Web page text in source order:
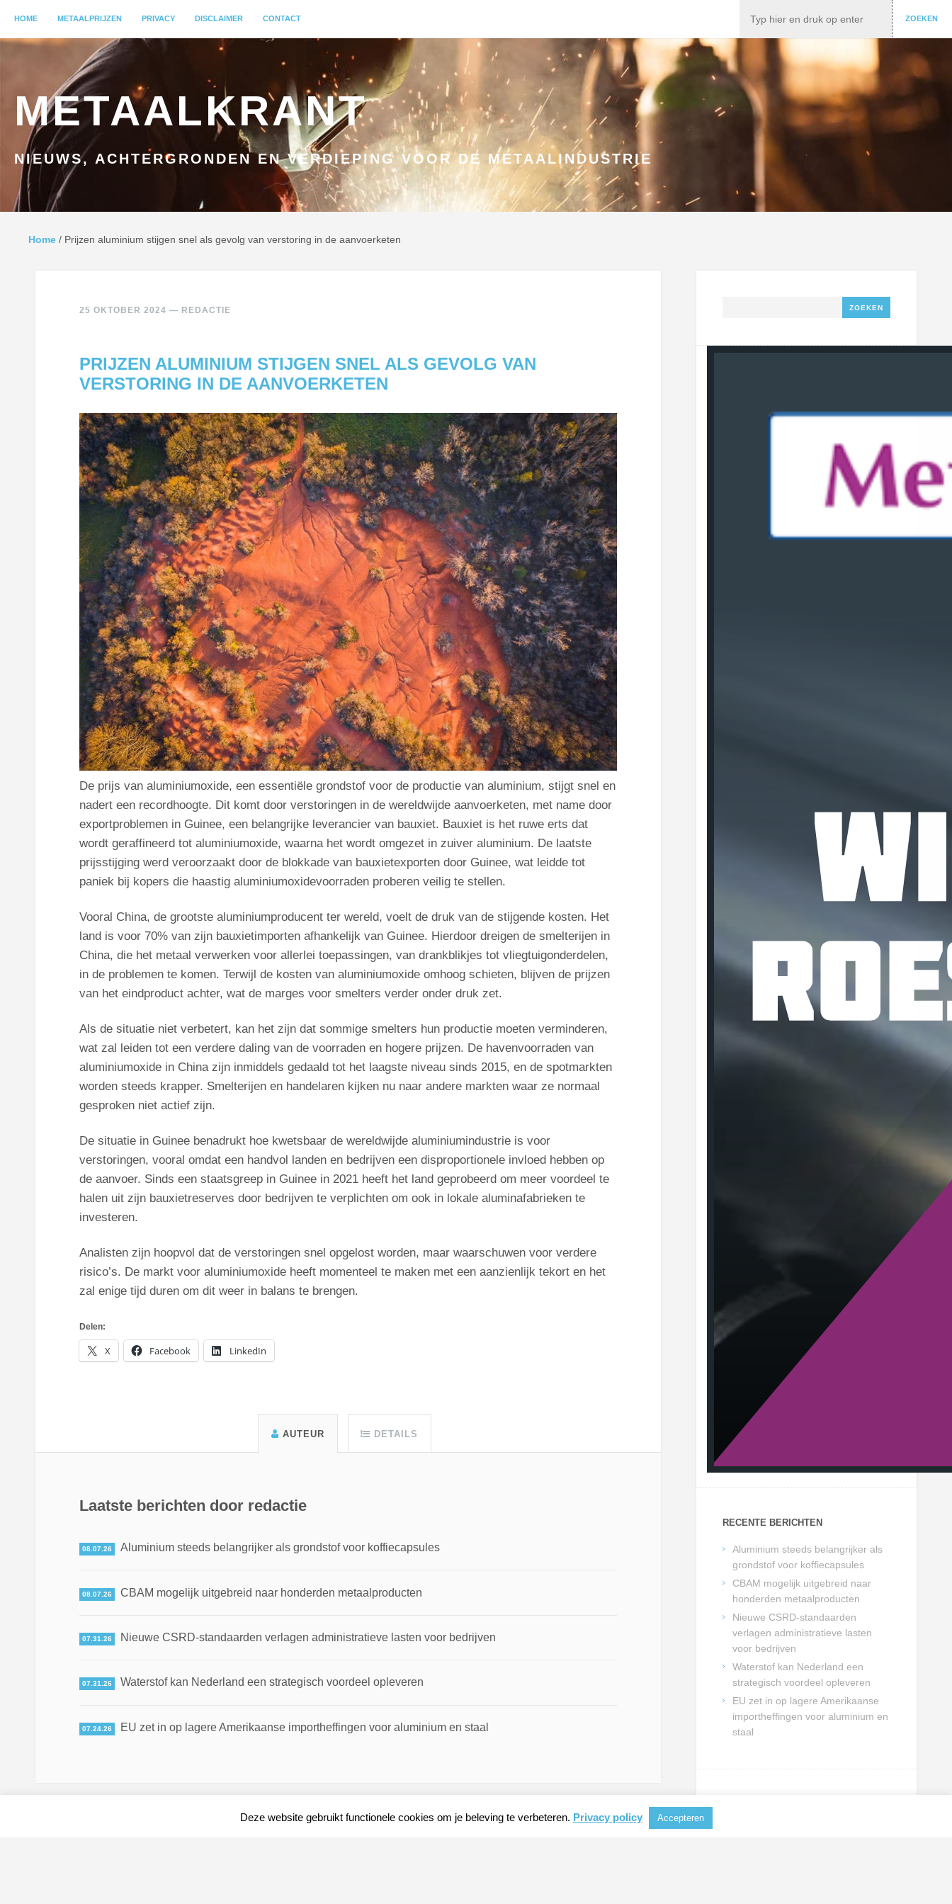
GA NAAR INHOUD
HOME METAALPRIJZEN PRIVACY DISCLAIMER CONTACT ZOEKEN
METAALKRANT
NIEUWS, ACHTERGRONDEN EN VERDIEPING VOOR DE METAALINDUSTRIE
Home / Prijzen aluminium stijgen snel als gevolg van verstoring in de aanvoerketen
25 OKTOBER 2024 — REDACTIE
PRIJZEN ALUMINIUM STIJGEN SNEL ALS GEVOLG VAN
VERSTORING IN DE AANVOERKETEN
De prijs van aluminiumoxide, een essentiële grondstof voor de productie van aluminium, stijgt snel en
nadert een recordhoogte. Dit komt door verstoringen in de wereldwijde aanvoerketen, met name door
exportproblemen in Guinee, een belangrijke leverancier van bauxiet. Bauxiet is het ruwe erts dat
wordt geraffineerd tot aluminiumoxide, waarna het wordt omgezet in zuiver aluminium. De laatste
prijsstijging werd veroorzaakt door de blokkade van bauxietexporten door Guinee, wat leidde tot
paniek bij kopers die haastig aluminiumoxidevoorraden proberen veilig te stellen.
Vooral China, de grootste aluminiumproducent ter wereld, voelt de druk van de stijgende kosten. Het
land is voor 70% van zijn bauxietimporten afhankelijk van Guinee. Hierdoor dreigen de smelterijen in
China, die het metaal verwerken voor allerlei toepassingen, van drankblikjes tot vliegtuigonderdelen,
in de problemen te komen. Terwijl de kosten van aluminiumoxide omhoog schieten, blijven de prijzen
van het eindproduct achter, wat de marges voor smelters verder onder druk zet.
Als de situatie niet verbetert, kan het zijn dat sommige smelters hun productie moeten verminderen,
wat zal leiden tot een verdere daling van de voorraden en hogere prijzen. De havenvoorraden van
aluminiumoxide in China zijn inmiddels gedaald tot het laagste niveau sinds 2015, en de spotmarkten
worden steeds krapper. Smelterijen en handelaren kijken nu naar andere markten waar ze normaal
gesproken niet actief zijn.
De situatie in Guinee benadrukt hoe kwetsbaar de wereldwijde aluminiumindustrie is voor
verstoringen, vooral omdat een handvol landen en bedrijven een disproportionele invloed hebben op
de aanvoer. Sinds een staatsgreep in Guinee in 2021 heeft het land geprobeerd om meer voordeel te
halen uit zijn bauxietreserves door bedrijven te verplichten om ook in lokale aluminafabrieken te
investeren.
Analisten zijn hoopvol dat de verstoringen snel opgelost worden, maar waarschuwen voor verdere
risico’s. De markt voor aluminiumoxide heeft momenteel te maken met een aanzienlijk tekort en het
zal enige tijd duren om dit weer in balans te brengen.
Delen:
X Facebook LinkedIn
AUTEUR DETAILS
Laatste berichten door redactie
08.07.26 Aluminium steeds belangrijker als grondstof voor koffiecapsules
08.07.26 CBAM mogelijk uitgebreid naar honderden metaalproducten
07.31.26 Nieuwe CSRD-standaarden verlagen administratieve lasten voor bedrijven
07.31.26 Waterstof kan Nederland een strategisch voordeel opleveren
07.24.26 EU zet in op lagere Amerikaanse importheffingen voor aluminium en staal
RECENTE BERICHTEN
Aluminium steeds belangrijker als
grondstof voor koffiecapsules
CBAM mogelijk uitgebreid naar
honderden metaalproducten
Nieuwe CSRD-standaarden
verlagen administratieve lasten
voor bedrijven
Waterstof kan Nederland een
strategisch voordeel opleveren
EU zet in op lagere Amerikaanse
importheffingen voor aluminium en
staal
Deze website gebruikt functionele cookies om je beleving te verbeteren. Privacy policy Accepteren